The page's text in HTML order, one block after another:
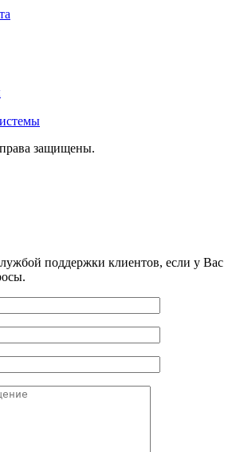
защищены.
поддержки клиентов, если у Вас